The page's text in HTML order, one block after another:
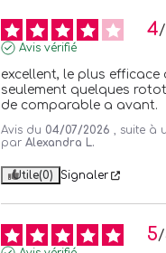
4/
Avis vérifié
excellent, le plus efficace
seulement quelques
de comparable a avant.
Avis du 04/07/2026 , suite à
parAlexandra L.
Utile(0) Signaler
5/